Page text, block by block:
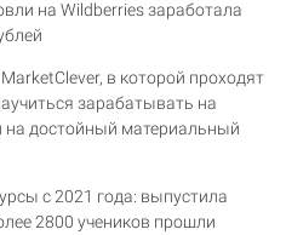
на Wildberries заработала
в которой проходят
зарабатывать на
на достойный материальный
с 2021 года: выпустила
2800 учеников прошли